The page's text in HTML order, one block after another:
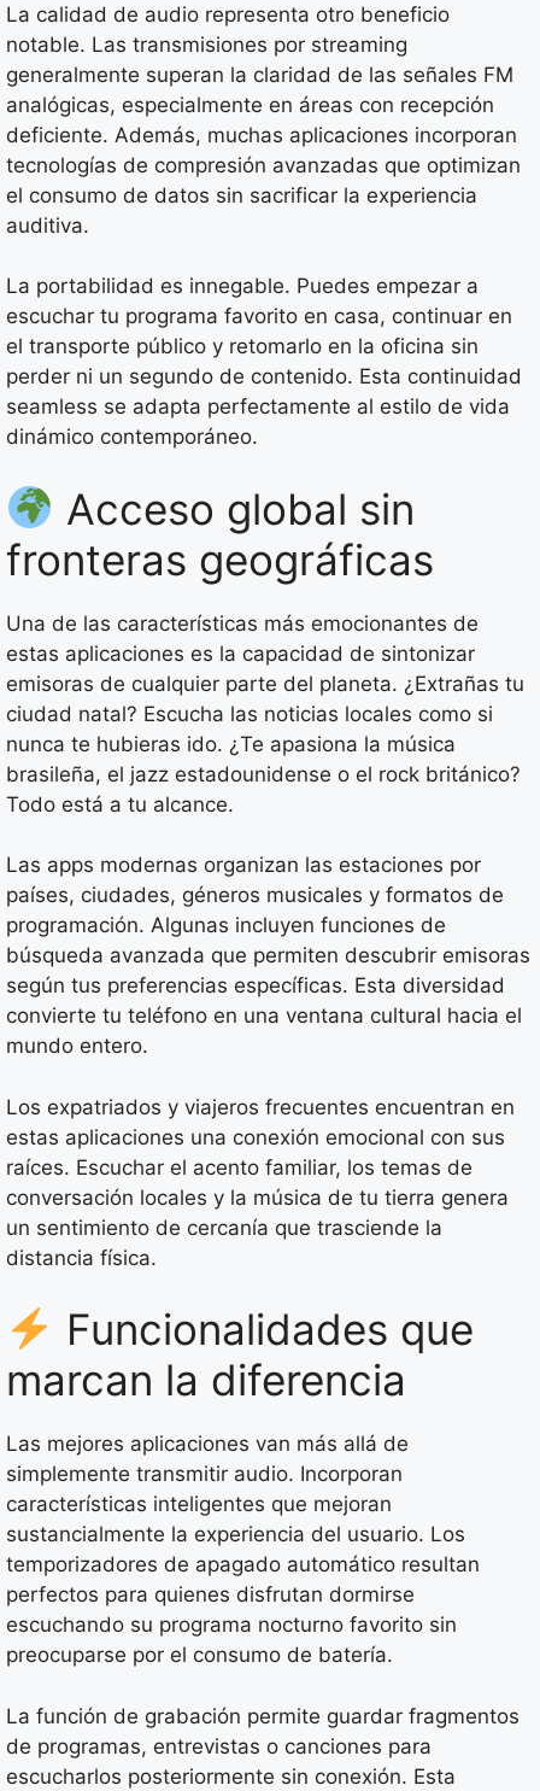
La calidad de audio representa otro beneficio
notable. Las transmisiones por streaming
generalmente superan la claridad de las señales FM
analógicas, especialmente en áreas con recepción
deficiente. Además, muchas aplicaciones incorporan
tecnologías de compresión avanzadas que optimizan
el consumo de datos sin sacrificar la experiencia
auditiva.
La portabilidad es innegable. Puedes empezar a
escuchar tu programa favorito en casa, continuar en
el transporte público y retomarlo en la oficina sin
perder ni un segundo de contenido. Esta continuidad
seamless se adapta perfectamente al estilo de vida
dinámico contemporáneo.
Acceso global sin
fronteras geográficas
Una de las características más emocionantes de
estas aplicaciones es la capacidad de sintonizar
emisoras de cualquier parte del planeta. ¿Extrañas tu
ciudad natal? Escucha las noticias locales como si
nunca te hubieras ido. ¿Te apasiona la música
brasileña, el jazz estadounidense o el rock británico?
Todo está a tu alcance.
Las apps modernas organizan las estaciones por
países, ciudades, géneros musicales y formatos de
programación. Algunas incluyen funciones de
búsqueda avanzada que permiten descubrir emisoras
según tus preferencias específicas. Esta diversidad
convierte tu teléfono en una ventana cultural hacia el
mundo entero.
Los expatriados y viajeros frecuentes encuentran en
estas aplicaciones una conexión emocional con sus
raíces. Escuchar el acento familiar, los temas de
conversación locales y la música de tu tierra genera
un sentimiento de cercanía que trasciende la
distancia física.
Funcionalidades que
marcan la diferencia
Las mejores aplicaciones van más allá de
simplemente transmitir audio. Incorporan
características inteligentes que mejoran
sustancialmente la experiencia del usuario. Los
temporizadores de apagado automático resultan
perfectos para quienes disfrutan dormirse
escuchando su programa nocturno favorito sin
preocuparse por el consumo de batería.
La función de grabación permite guardar fragmentos
de programas, entrevistas o canciones para
escucharlos posteriormente sin conexión. Esta